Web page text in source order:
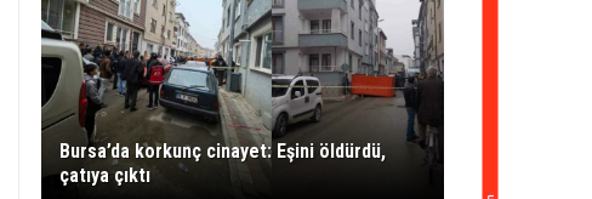
Bursa’da korkunç cinayet: Eşini öldürdü,
çatıya çıktı